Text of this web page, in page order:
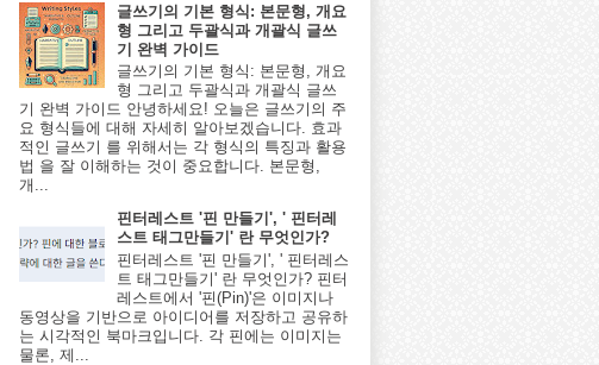
글쓰기의 기본 형식: 본문형, 개요
형 그리고 두괄식과 개괄식 글쓰
기 완벽 가이드
글쓰기의 기본 형식: 본문형, 개요
형 그리고 두괄식과 개괄식 글쓰
기 완벽 가이드 안녕하세요! 오늘은 글쓰기의 주
요 형식들에 대해 자세히 알아보겠습니다. 효과
적인 글쓰기 를 위해서는 각 형식의 특징과 활용
법 을 잘 이해하는 것이 중요합니다. 본문형,
개...
핀터레스트 '핀 만들기', ' 핀터레
스트 태그만들기' 란 무엇인가?
핀터레스트 '핀 만들기', ' 핀터레스
트 태그만들기' 란 무엇인가? 핀터
레스트에서 '핀(Pin)'은 이미지나
동영상을 기반으로 아이디어를 저장하고 공유하
는 시각적인 북마크입니다. 각 핀에는 이미지는
물론, 제...